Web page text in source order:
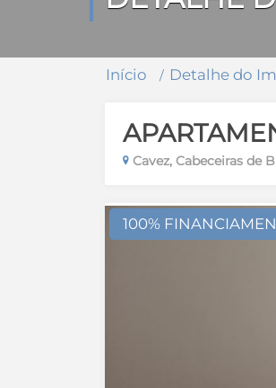
Início Detalhe do
Cavez, Cabeceiras de
100%